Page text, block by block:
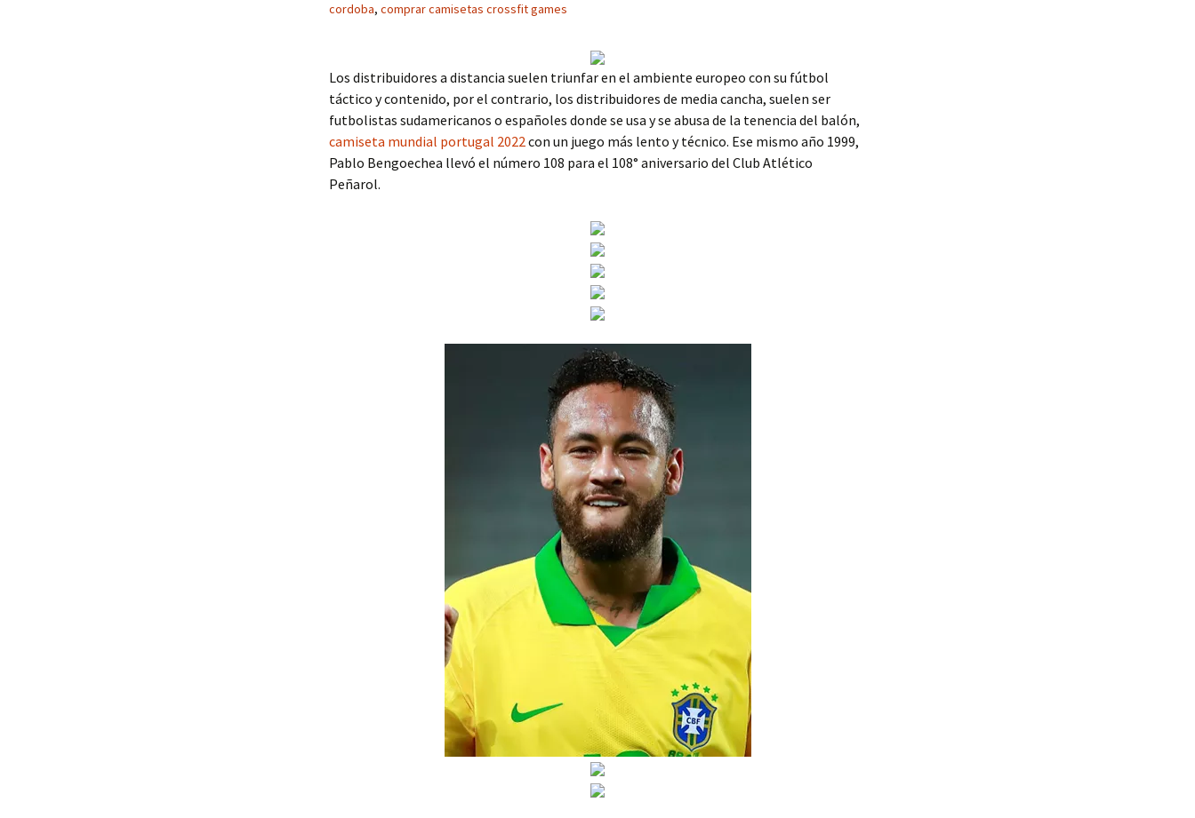
cordoba, comprar camisetas crossfit games
Los distribuidores a distancia suelen triunfar en el ambiente europeo con su fútbol
táctico y contenido, por el contrario, los distribuidores de media cancha, suelen ser
futbolistas sudamericanos o españoles donde se usa y se abusa de la tenencia del balón,
camiseta mundial portugal 2022con un juego más lento y técnico. Ese mismo año 1999,
Pablo Bengoechea llevó el número 108 para el 108° aniversario del Club Atlético
Peñarol.